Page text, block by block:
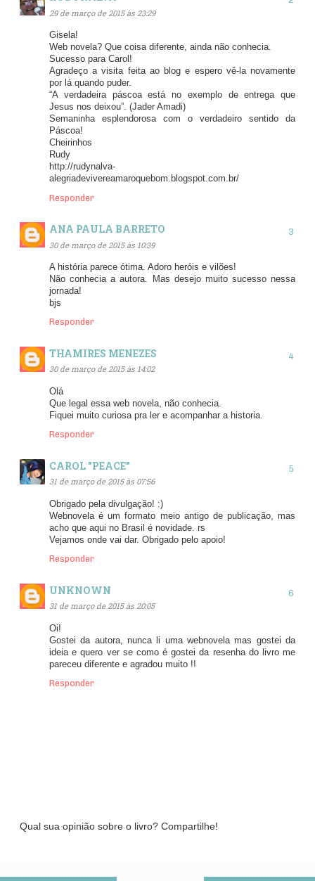
29 de março de 2015 às 23:29
Gisela!
Web novela? Que coisa diferente, ainda não conhecia.
Sucesso para Carol!
Agradeço a visita feita ao blog e espero vê-la novamente
por lá quando puder.
“A verdadeira páscoa está no exemplo de entrega que
Jesus nos deixou”. (Jader Amadi)
Semaninha esplendorosa com o verdadeiro sentido da
Páscoa!
Cheirinhos
Rudy
http://rudynalva-
alegriadevivereamaroquebom.blogspot.com.br/
Responder
ANA PAULA BARRETO
30 de março de 2015 às 10:39
A história parece ótima. Adoro heróis e vilões!
Não conhecia a autora. Mas desejo muito sucesso nessa
jornada!
bjs
Responder
THAMIRES MENEZES
30 de março de 2015 às 14:02
Olá
Que legal essa web novela, não conhecia.
Fiquei muito curiosa pra ler e acompanhar a historia.
Responder
CAROL "PEACE"
31 de março de 2015 às 07:56
Obrigado pela divulgação! :)
Webnovela é um formato meio antigo de publicação, mas
acho que aqui no Brasil é novidade. rs
Vejamos onde vai dar. Obrigado pelo apoio!
Responder
UNKNOWN
31 de março de 2015 às 20:05
Oi!
Gostei da autora, nunca li uma webnovela mas gostei da
ideia e quero ver se como é gostei da resenha do livro me
pareceu diferente e agradou muito !!
Responder
Qual sua opinião sobre o livro? Compartilhe!